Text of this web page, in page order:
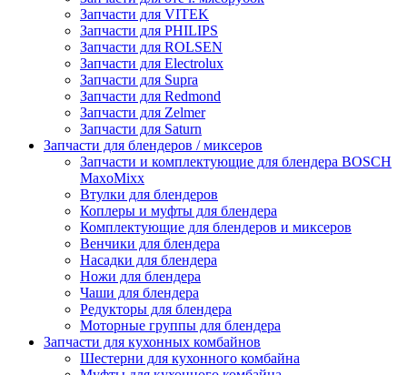
Запчасти для VITEK
Запчасти для PHILIPS
Запчасти для ROLSEN
Запчасти для Electrolux
Запчасти для Supra
Запчасти для Redmond
Запчасти для Zelmer
Запчасти для Saturn
Запчасти для блендеров / миксеров
Запчасти и комплектующие для блендера BOSCH
MaxoMixx
Втулки для блендеров
Коплеры и муфты для блендера
Комплектующие для блендеров и миксеров
Венчики для блендера
Насадки для блендера
Ножи для блендера
Чаши для блендера
Редукторы для блендера
Моторные группы для блендера
Запчасти для кухонных комбайнов
Шестерни для кухонного комбайна